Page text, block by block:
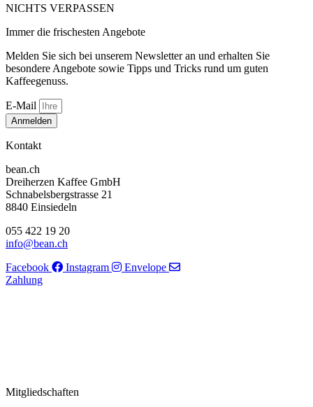
NICHTS VERPASSEN
Immer die frischesten Angebote
Melden Sie sich bei unserem Newsletter an und erhalten Sie
besondere Angebote sowie Tipps und Tricks rund um guten
Kaffeegenuss.
E-Mail
Anmelden
Kontakt
bean.ch
Dreiherzen Kaffee GmbH
Schnabelsbergstrasse 21
8840 Einsiedeln
055 422 19 20
info@bean.ch
Facebook
Instagram
Envelope
Zahlung
Mitgliedschaften